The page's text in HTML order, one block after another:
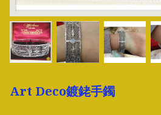
Art Deco鍍銠手鐲